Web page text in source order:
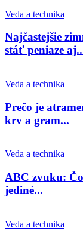
Veda a technika
Najčastejšie
stáť peniaze
Veda a technika
Prečo je
krv a gram...
Veda a technika
ABC zvuku:
jediné...
Veda a technika